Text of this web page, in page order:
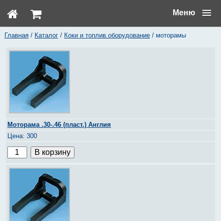
Меню
Главная/ Каталог/ Коки и топлив.оборудование/ моторамы
Моторама .30-.46 (пласт.) Англия
300